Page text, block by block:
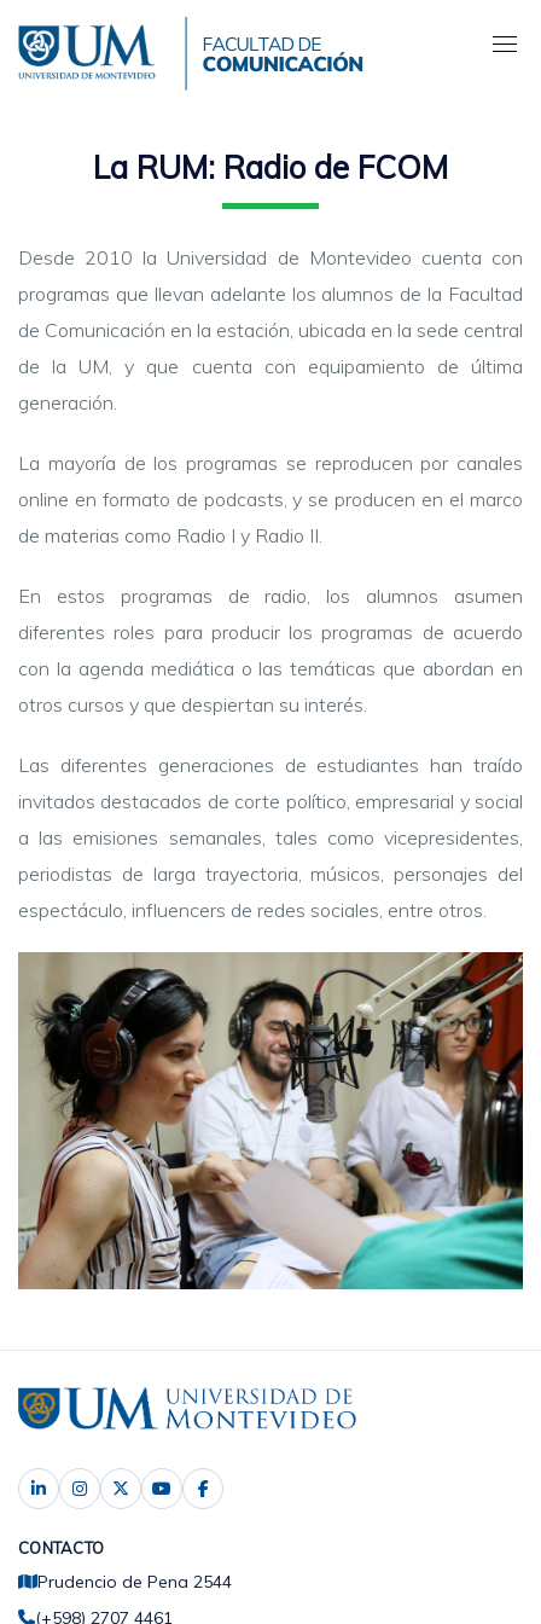
contenido
principal
La RUM: Radio de FCOM
Desde 2010 la Universidad de Montevideo cuenta con
programas que llevan adelante los alumnos de la Facultad
de Comunicación en la estación, ubicada en la sede central
de la UM, y que cuenta con equipamiento de última
generación.
La mayoría de los programas se reproducen por canales
online en formato de podcasts, y se producen en el marco
de materias como Radio I y Radio II.
En estos programas de radio, los alumnos asumen
diferentes roles para producir los programas de acuerdo
con la agenda mediática o las temáticas que abordan en
otros cursos y que despiertan su interés.
Las diferentes generaciones de estudiantes han traído
invitados destacados de corte político, empresarial y social
a las emisiones semanales, tales como vicepresidentes,
periodistas de larga trayectoria, músicos, personajes del
espectáculo, influencers de redes sociales, entre otros.
CONTACTO
Prudencio de Pena 2544
(+598) 2707 4461